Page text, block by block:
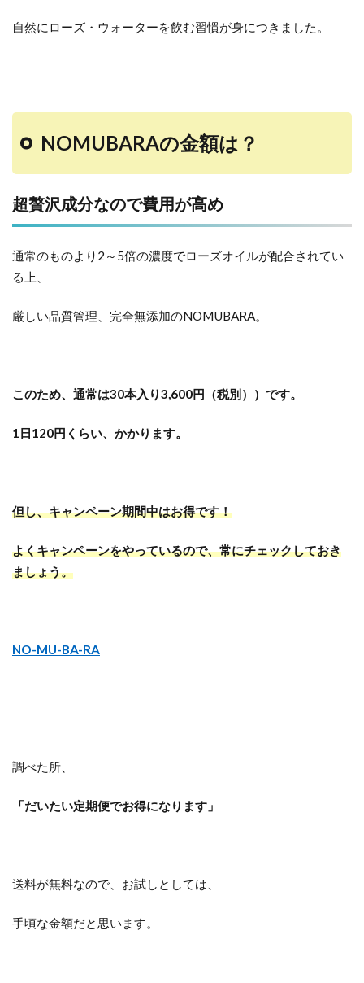
自然にローズ・ウォーターを飲む習慣が身につきました。
NOMUBARAの金額は？
超贅沢成分なので費用が高め
通常のものより2～5倍の濃度でローズオイルが配合されてい
る上、
厳しい品質管理、完全無添加のNOMUBARA。
このため、通常は30本入り3,600円（税別））です。
1日120円くらい、かかります。
但し、キャンペーン期間中はお得です！
よくキャンペーンをやっているので、常にチェックしておき
ましょう。
NO-MU-BA-RA
調べた所、
「だいたい定期便でお得になります」
送料が無料なので、お試しとしては、
手頃な金額だと思います。